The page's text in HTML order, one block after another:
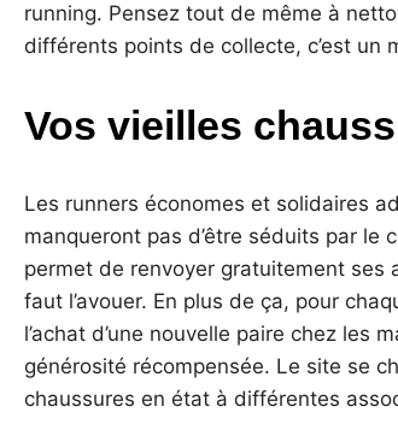
running. Pensez tout de même à
différents points de collecte, c’est un
Vos vieilles
Les runners économes et solidaires
manqueront pas d’être séduits par le
permet de renvoyer gratuitement ses
faut l’avouer. En plus de ça, pour
l’achat d’une nouvelle paire chez les
générosité récompensée. Le site se
chaussures en état à différentes